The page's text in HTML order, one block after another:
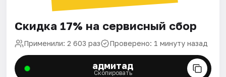
Скидка 17% на сервисный сбор
Применили: 2 603 раз Проверено: 1 минуту назад
адмитад
Скопировать